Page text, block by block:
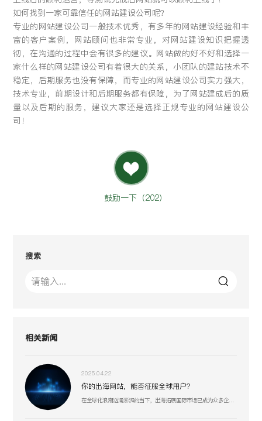
如何找到一家可靠信任的网站建设公司呢？
专业的网站建设公司一般技术优秀，有多年的网站建设经验和丰
富的客户案例，网站顾问也非常专业，对网站建设知识把握透
彻，在沟通的过程中会有很多的建议。网站做的好不好和选择一
家什么样的网站建设公司有着很大的关系，小团队的建站技术不
稳定，后期服务也没有保障，而专业的网站建设公司实力强大，
技术专业，前期设计和后期服务都有保障，为了网站建成后的质
量以及后期的服务，建议大家还是选择正规专业的网站建设公
司！
鼓励一下（202）
搜索
相关新闻
2025.04.22
你的出海网站，能否征服全球用户？
在全球化浪潮汹涌澎湃的当下，出海拓展国际市场已成为众多企业寻求新增长机遇的重要战略抉择。